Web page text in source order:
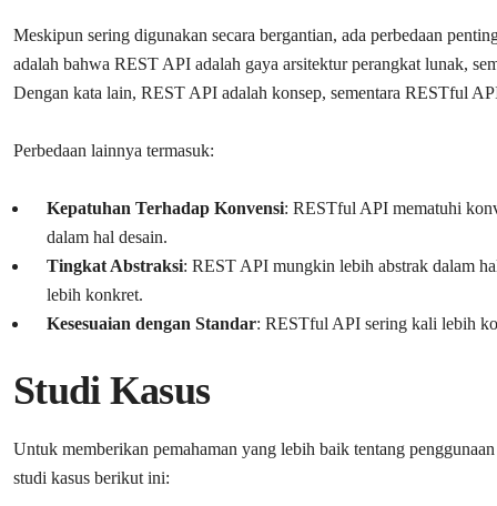
Meskipun sering digunakan secara bergantian, ada perbedaan
adalah bahwa REST API adalah gaya arsitektur perangkat lunak,
Dengan kata lain, REST API adalah konsep, sementara RESTful
Perbedaan lainnya termasuk:
Kepatuhan Terhadap Konvensi: RESTful API mematuhi
dalam hal desain.
Tingkat Abstraksi: REST API mungkin lebih abstrak dalam
lebih konkret.
Kesesuaian dengan Standar: RESTful API sering kali lebih
Studi Kasus
Untuk memberikan pemahaman yang lebih baik tentang
studi kasus berikut ini: